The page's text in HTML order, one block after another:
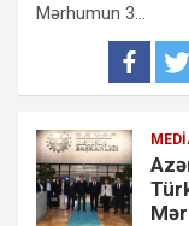
Mərhumun 3…